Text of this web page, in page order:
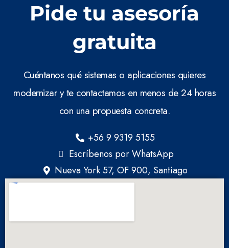
Pide tu asesoría
gratuita
Cuéntanos qué sistemas o aplicaciones quieres
modernizar y te contactamos en menos de 24 horas
con una propuesta concreta.
+56 9 9319 5155
Escríbenos por WhatsApp
Nueva York 57, OF 900, Santiago